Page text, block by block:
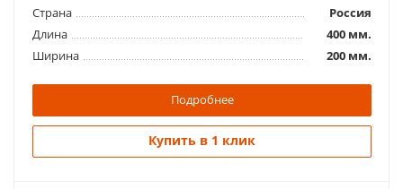
Страна
Россия
Длина
400 мм.
Ширина
200 мм.
Подробнее
Купить в 1 клик